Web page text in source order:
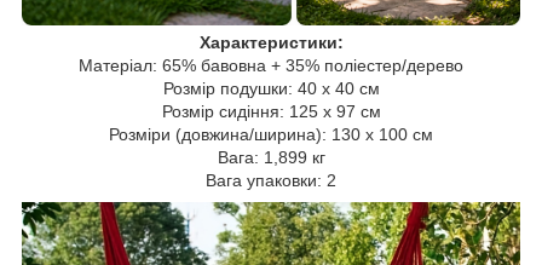
Характеристики:
Матеріал: 65% бавовна + 35% поліестер/дерево
Розмір подушки: 40 x 40 см
Розмір сидіння: 125 x 97 см
Розміри (довжина/ширина): 130 х 100 см
Вага: 1,899 кг
Вага упаковки: 2